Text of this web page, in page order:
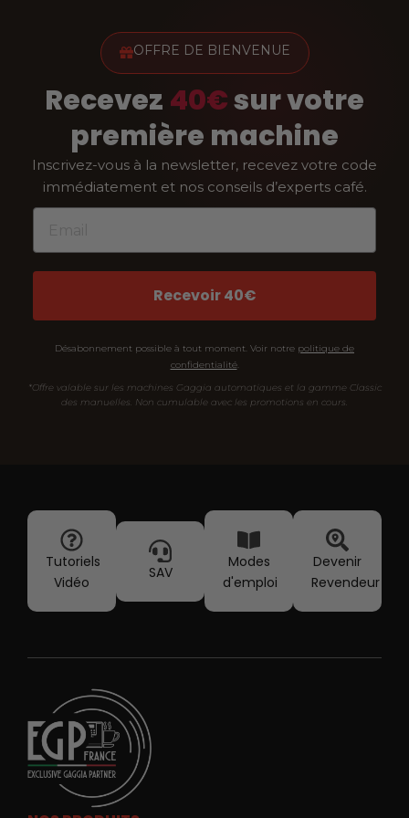
€
.
OFFRE DE BIENVENUE
Recevez 40€sur votre
première machine
Inscrivez-vous à la newsletter, recevez votre code
immédiatement et nos conseils d’experts café.
Recevoir 40€
Désabonnement possible à tout moment. Voir notre politique de
confidentialité.
*Offre valable sur les machines Gaggia automatiques et la gamme Classic
des manuelles. Non cumulable avec les promotions en cours.
Tutoriels
Vidéo
SAV
Modes
d'emploi
Devenir
Revendeur